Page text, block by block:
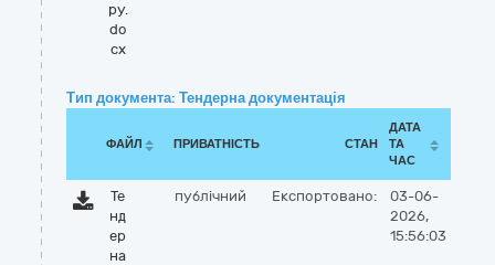
ру.
do
cx
Тип документа: Тендерна документація
ФАЙЛ ПРИВАТНІСТЬ СТАН
ДАТА
ТА
ЧАС
Те
нд
ер
на
публічний Експортовано:
03-06-
2026,
15:56:03